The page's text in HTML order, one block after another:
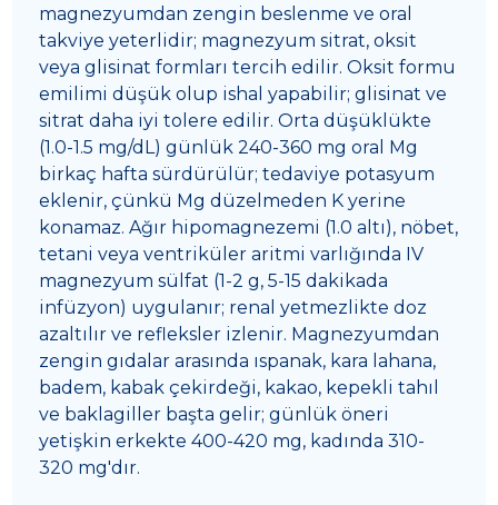
magnezyumdan zengin beslenme ve oral
takviye yeterlidir; magnezyum sitrat, oksit
veya glisinat formları tercih edilir. Oksit formu
emilimi düşük olup ishal yapabilir; glisinat ve
sitrat daha iyi tolere edilir. Orta düşüklükte
(1.0-1.5 mg/dL) günlük 240-360 mg oral Mg
birkaç hafta sürdürülür; tedaviye potasyum
eklenir, çünkü Mg düzelmeden K yerine
konamaz. Ağır hipomagnezemi (1.0 altı), nöbet,
tetani veya ventriküler aritmi varlığında IV
magnezyum sülfat (1-2 g, 5-15 dakikada
infüzyon) uygulanır; renal yetmezlikte doz
azaltılır ve refleksler izlenir. Magnezyumdan
zengin gıdalar arasında ıspanak, kara lahana,
badem, kabak çekirdeği, kakao, kepekli tahıl
ve baklagiller başta gelir; günlük öneri
yetişkin erkekte 400-420 mg, kadında 310-
320 mg'dır.